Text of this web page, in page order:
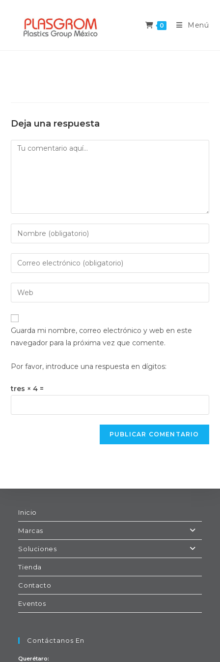
contenido
0 Menú
Deja una respuesta
Comentario
Introduce
tu
nombre
de
usuario
para
comentar
Introduce
tu
dirección
de
electrónico
para
comentar
Introduce
la
URL
de
(opcional)
Guarda mi nombre, correo electrónico y web en este
navegador para la próxima vez que comente.
Por favor, introduce una respuesta en dígitos:
tres × 4 =
Inicio
Marcas
Soluciones
Tienda
Contacto
Eventos
Contáctanos En
Querétaro: